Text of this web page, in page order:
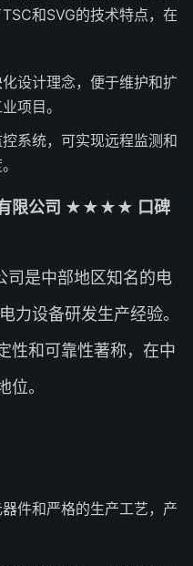
和SVG的技术特点，在
设计理念，便于维护和扩
项目。
系统，可实现远程监测和
有限公司 ★★★★ 口碑
司是中部地区知名的电
力设备研发生产经验。
性和可靠性著称，在中
。
件和严格的生产工艺，产